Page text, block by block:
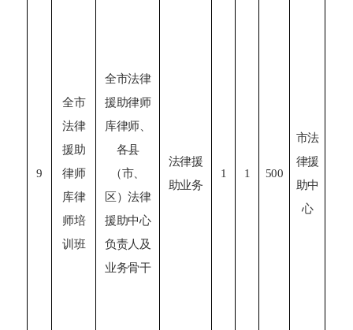
9
全市
法律
援助
律师
库律
师培
训班
全市法律
援助律师
库律师、
各县
（市、
区）法律
援助中心
负责人及
业务骨干
法律援
助业务
1 1 500
市法
律援
助中
心